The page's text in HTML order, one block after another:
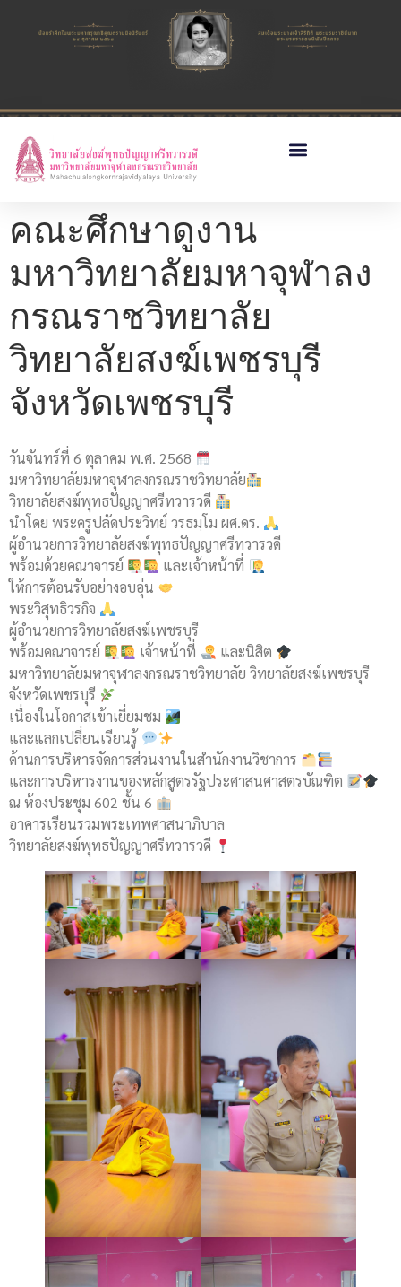
คณะศึกษาดูงาน
มหาวิทยาลัยมหาจุฬาลง
กรณราชวิทยาลัย
วิทยาลัยสงฆ์เพชรบุรี
จังหวัดเพชรบุรี
วันจันทร์ที่ 6 ตุลาคม พ.ศ. 2568
มหาวิทยาลัยมหาจุฬาลงกรณราชวิทยาลัย
วิทยาลัยสงฆ์พุทธปัญญาศรีทวารวดี
นำโดย พระครูปลัดประวิทย์ วรธมฺโม ผศ.ดร.
ผู้อำนวยการวิทยาลัยสงฆ์พุทธปัญญาศรีทวารวดี
พร้อมด้วยคณาจารย์
และเจ้าหน้าที่
ให้การต้อนรับอย่างอบอุ่น
พระวิสุทธิวรกิจ
ผู้อำนวยการวิทยาลัยสงฆ์เพชรบุรี
พร้อมคณาจารย์
เจ้าหน้าที่
และนิสิต
มหาวิทยาลัยมหาจุฬาลงกรณราชวิทยาลัย วิทยาลัยสงฆ์เพชรบุรี
จังหวัดเพชรบุรี
เนื่องในโอกาสเข้าเยี่ยมชม
และแลกเปลี่ยนเรียนรู้
ด้านการบริหารจัดการส่วนงานในสำนักงานวิชาการ
และการบริหารงานของหลักสูตรรัฐประศาสนศาสตรบัณฑิต
ณ ห้องประชุม 602 ชั้น 6
อาคารเรียนรวมพระเทพศาสนาภิบาล
วิทยาลัยสงฆ์พุทธปัญญาศรีทวารวดี